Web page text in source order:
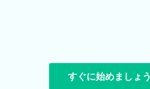
すぐに始めましょう